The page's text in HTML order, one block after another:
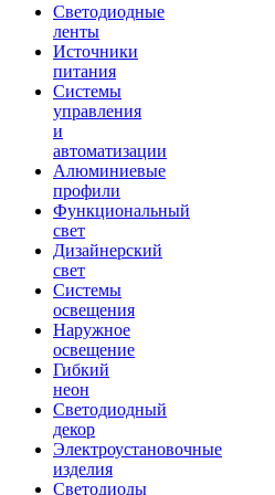
Светодиодные
ленты
Источники
питания
Системы
управления
и
автоматизации
Алюминиевые
профили
Функциональный
свет
Дизайнерский
свет
Системы
освещения
Наружное
освещение
Гибкий
неон
Светодиодный
декор
Электроустановочные
изделия
Светодиоды